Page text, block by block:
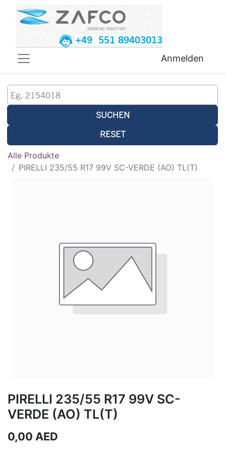
+49 551 89403013
Anmelden
SUCHEN
RESET
Alle Produkte
PIRELLI 235/55 R17 99V SC-VERDE (AO) TL(T)
PIRELLI 235/55 R17 99V SC-
VERDE (AO) TL(T)
0,00 AED